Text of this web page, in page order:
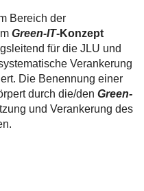
Bereich der
Green-IT-Konzept
für die JLU und
Verankerung
Die Benennung einer
durch die/den Green-
und Verankerung des